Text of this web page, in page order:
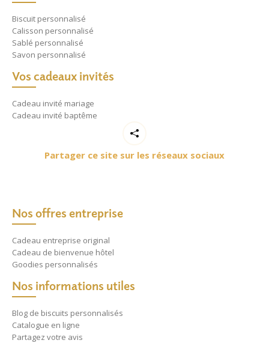
Biscuit personnalisé
Calisson personnalisé
Sablé personnalisé
Savon personnalisé
Vos cadeaux invités
Cadeau invité mariage
Cadeau invité baptême
Partager ce site sur les réseaux sociaux
Nos offres entreprise
Cadeau entreprise original
Cadeau de bienvenue hôtel
Goodies personnalisés
Nos informations utiles
Blog de biscuits personnalisés
Catalogue en ligne
Partagez votre avis